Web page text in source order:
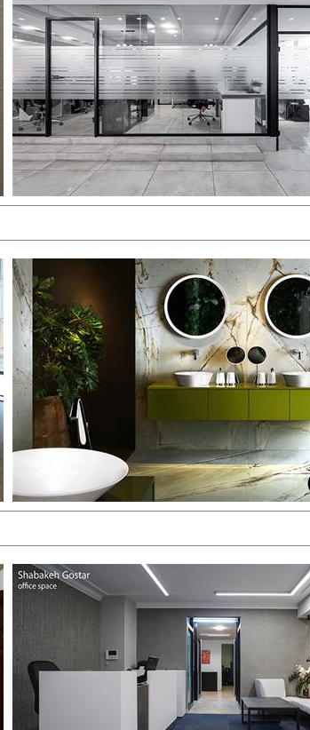
Jam
Handmade
مشــــــاهده
مشــــــاهده
شخصی